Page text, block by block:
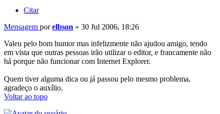
Citar
Mensagem porelbson » 30 Jul 2006, 18:26
Valeu pelo bom humor mas infelizmente não ajudou amigo, tendo
em vista que outras pessoas irão utilizar o editor, e francamente não
há porque não funcionar com Internet Explorer.
Quem tiver alguma dica ou já passou pelo mesmo problema,
agradeço o auxílio.
Voltar ao topo